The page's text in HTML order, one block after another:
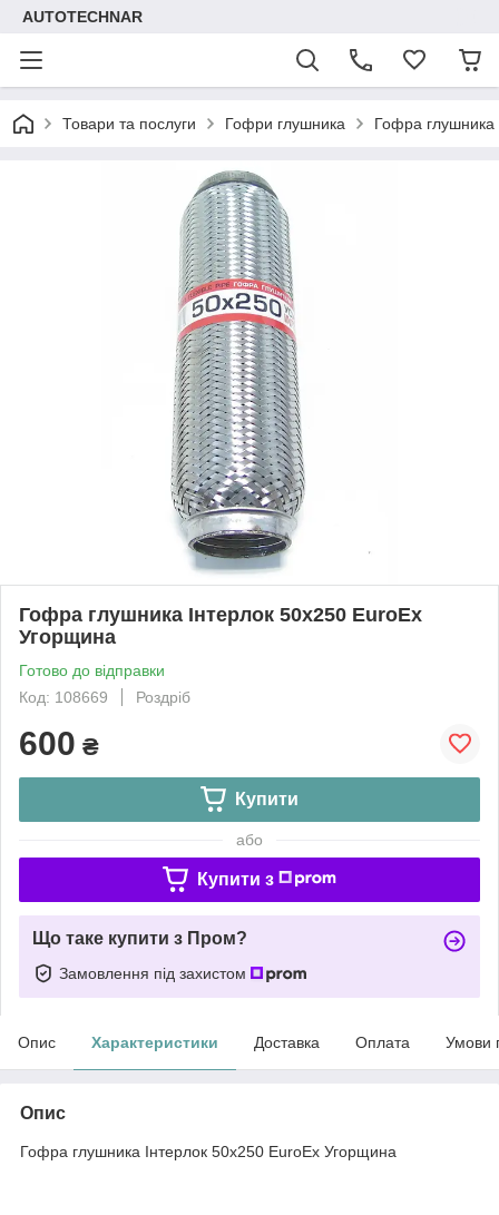
AUTOTECHNAR
Товари та послуги Гофри глушника Гофра глушника
Гофра глушника Інтерлок 50x250 EuroEx
Угорщина
Готово до відправки
Код: 108669
Роздріб
600 ₴
Купити
або
Купити з
Що таке купити з Пром?
Замовлення під захистом
Опис Характеристики Доставка Оплата Умови
Опис
Гофра глушника Інтерлок 50x250 EuroEx Угорщина